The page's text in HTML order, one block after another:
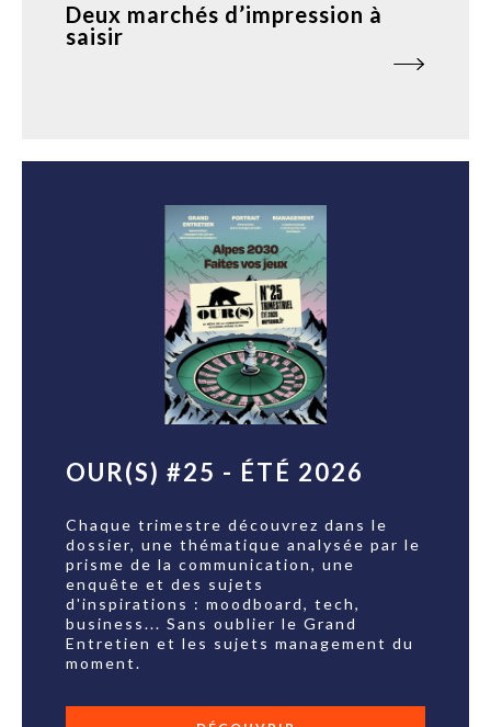
Deux marchés d’impression à
saisir
OUR(S) #25 - ÉTÉ 2026
Chaque trimestre découvrez dans le
dossier, une thématique analysée par le
prisme de la communication, une
enquête et des sujets
d'inspirations : moodboard, tech,
business... Sans oublier le Grand
Entretien et les sujets management du
moment.